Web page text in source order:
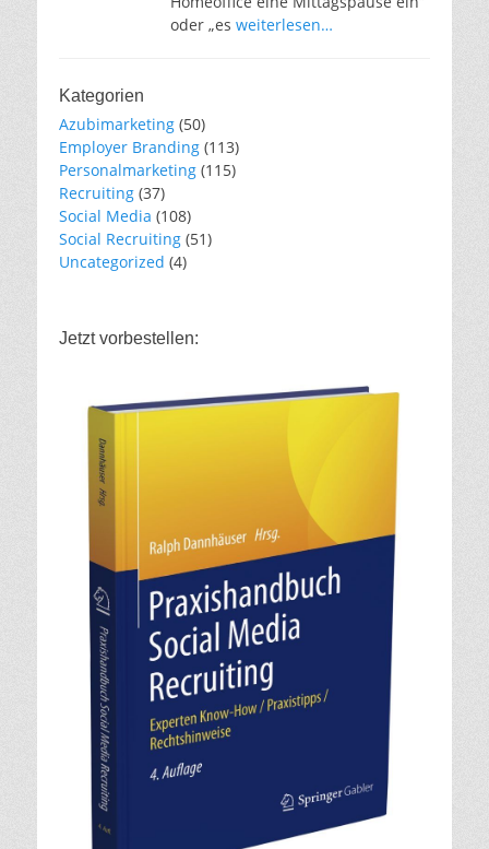
oder „es weiterlesen…
Kategorien
Azubimarketing (50)
Employer Branding (113)
Personalmarketing (115)
Recruiting (37)
Social Media (108)
Social Recruiting (51)
Uncategorized (4)
Jetzt vorbestellen: